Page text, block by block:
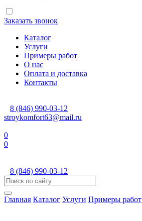
Заказать звонок
Каталог
Услуги
Примеры работ
О нас
Оплата и доставка
Контакты
8 (846) 990-03-12
stroykomfort63@mail.ru
0
0
8 (846) 990-03-12
Главная Каталог Услуги Примеры работ